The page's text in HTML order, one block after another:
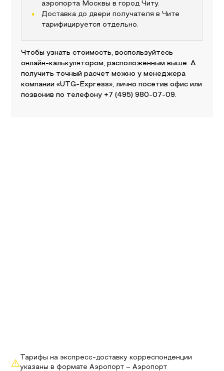
аэропорта Москвы в город Читу.
Доставка до двери получателяв Чите
тарифицируется отдельно.
Чтобы узнать стоимость, воспользуйтесь
онлайн-калькулятором, расположенным выше. А
получить точный расчет можно у менеджера
компании «UTG-Express», лично посетив офис или
позвонив по телефону +7 (495) 980-07-09.
Тарифы на экспресс-доставку корреспонденции
указаны в формате Аэропорт – Аэропорт